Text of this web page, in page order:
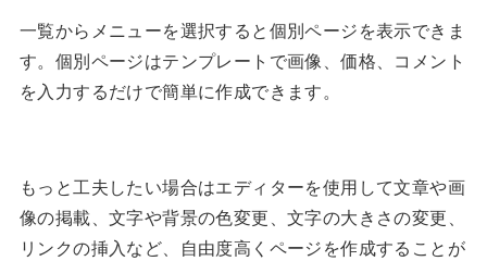
一覧からメニューを選択すると個別ページを表示できま
す。個別ページはテンプレートで画像、価格、コメント
を入力するだけで簡単に作成できます。
もっと工夫したい場合はエディターを使用して文章や画
像の掲載、文字や背景の色変更、文字の大きさの変更、
リンクの挿入など、自由度高くページを作成することが